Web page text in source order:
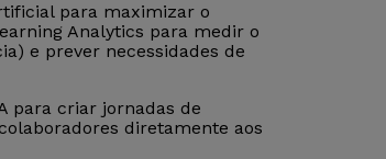
para maximizar o
Analytics para medir o
e prever necessidades de
para criar jornadas de
diretamente aos